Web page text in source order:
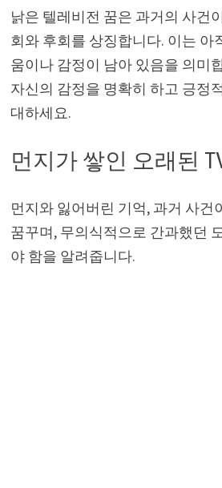
낡은 텔레비전 꿈은 과거의 사건
회와 후회를 상징합니다. 이는 아
움이나 감정이 남아 있음을 의미
자신의 감정을 명확히 하고 긍정
대하세요.
먼지가 쌓인 오래된
먼지와 잃어버린 기억, 과거 사건
꿈꾸며, 무의식적으로 간과했던
야 함을 알려줍니다.